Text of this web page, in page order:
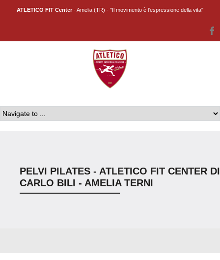
ATLETICO FIT Center - Amelia (TR) - "Il movimento è l'espressione della vita"
PELVI PILATES - ATLETICO FIT CENTER DI
CARLO BILI - AMELIA TERNI